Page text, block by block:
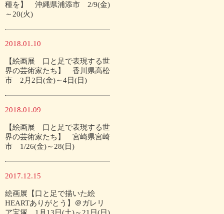
種を】 沖縄県浦添市 2/9(金)
～20(火)
2018.01.10
【絵画展 口と足で表現する世
界の芸術家たち】 香川県高松
市 2月2日(金)～4日(日)
2018.01.09
【絵画展 口と足で表現する世
界の芸術家たち】 宮崎県宮崎
市 1/26(金)～28(日)
2017.12.15
絵画展【口と足で描いた絵
HEARTありがとう】＠ガレリ